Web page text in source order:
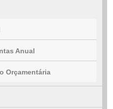
Anual
Orçamentária